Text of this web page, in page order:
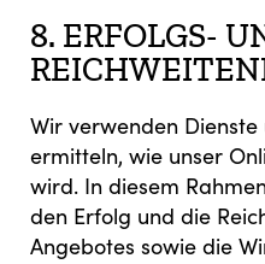
8. ERFOLGS-
Wir verwenden
ermitteln, wie unser
wird. In diesem
den Erfolg und die
Angebotes sowie die